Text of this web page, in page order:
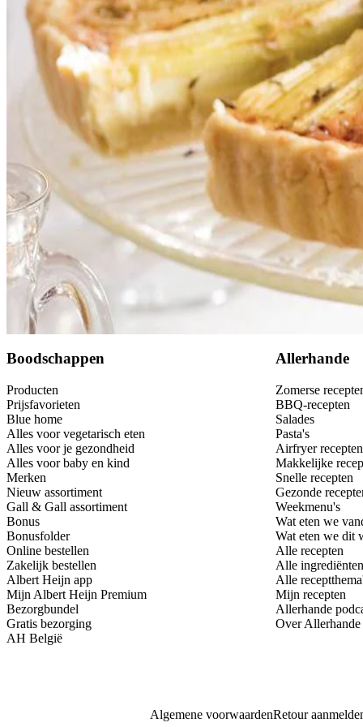
½citroen
250 mascarpone
roquefort
1 mespuntnootmuskaat
2 elverse tijmblaadjes
Dit heb je nodig
Instructievideo-00:29 min.
Boodschappen
Producten
Prijsfavorieten
Blue home
Alles voor vegetarisch eten
Alles voor je gezondheid
Alles voor baby en kind
Merken
Nieuw assortiment
Gall & Gall assortiment
Bonus
Bonusfolder
Online bestellen
Zakelijk bestellen
Albert Heijn app
Mijn Albert Heijn Premium
Bezorgbundel
Gratis bezorging
AH België
Allerhande
Zomerse
BBQ-recepten
Salades
Pasta's
Airfryer recepten
Makkelijke
Snelle recepten
Gezonde
Weekmenu's
Wat eten we
Wat eten we dit
Alle recepten
Alle ingrediënten
Alle
Mijn recepten
Allerhande
Over Allerhande
Algemene voorwaardenRetour